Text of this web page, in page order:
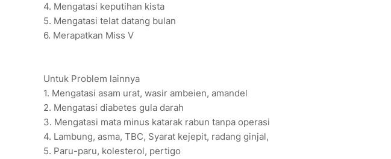
4. Mengatasi keputihan kista
5. Mengatasi telat datang bulan
6. Merapatkan Miss V
Untuk Problem lainnya
1. Mengatasi asam urat, wasir ambeien, amandel
2. Mengatasi diabetes gula darah
3. Mengatasi mata minus katarak rabun tanpa operasi
4. Lambung, asma, TBC, Syarat kejepit, radang ginjal,
5. Paru-paru, kolesterol, pertigo